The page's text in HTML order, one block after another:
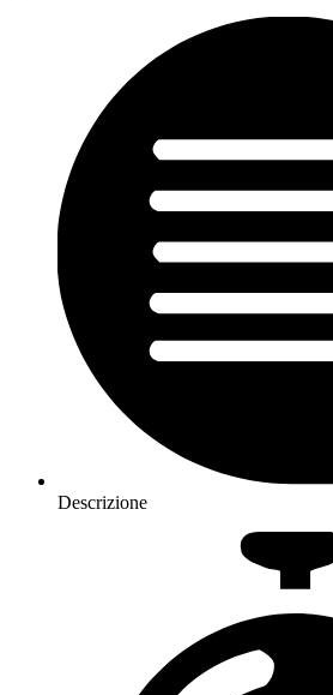
Descrizione